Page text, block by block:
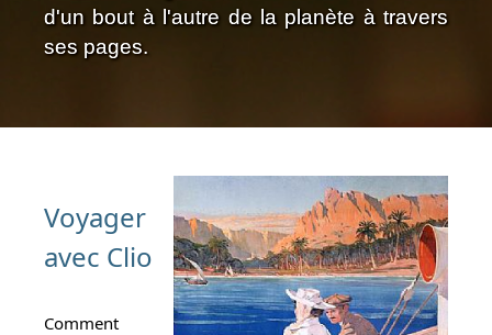
d'un bout à l'autre de la planète à travers
ses pages.
Voyager
avec Clio
Comment